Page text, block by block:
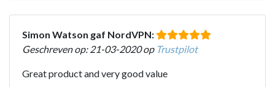
Simon Watson gaf NordVPN:
Geschreven op: 21-03-2020 op Trustpilot
Great product and very good value